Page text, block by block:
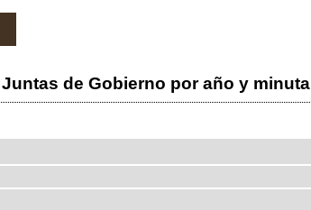
de Gobierno por año y minuta